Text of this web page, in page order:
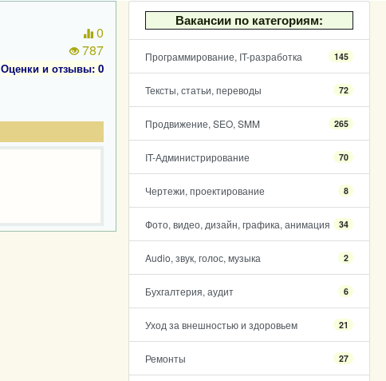
Вакансии по категориям:
Программирование, IT-разработка 145
Тексты, статьи, переводы 72
Продвижение, SEO, SMM 265
IT-Администрирование 70
Чертежи, проектирование 8
Фото, видео, дизайн, графика, анимация 34
Audio, звук, голос, музыка 2
Бухгалтерия, аудит 6
Уход за внешностью и здоровьем 21
Ремонты 27
0
787
Оценки и отзывы: 0